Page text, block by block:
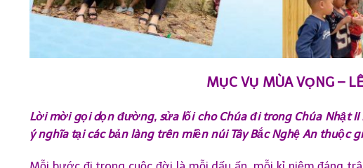
MỤC VỤ MÙA VỌNG –
Lời mời gọi dọn đường, sửa lối cho Chúa đi trong Chúa Nhật
ý nghĩa tại các bản làng trên miền núi Tây Bắc Nghệ An thuộc